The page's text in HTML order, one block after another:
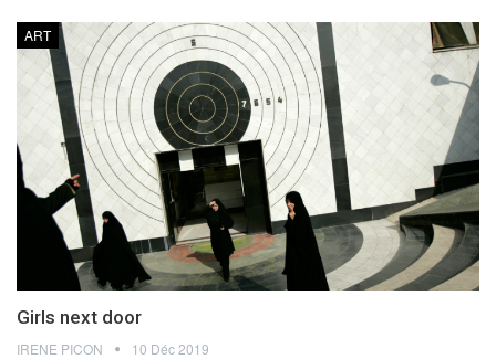
ART
Girls next door
IRENE PICON 10 Déc 2019